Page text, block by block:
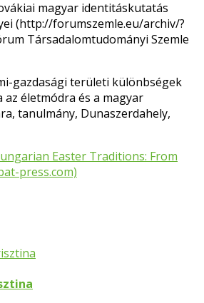
magyar identitáskutatás
(http://forumszemle.eu/archiv/?
Társadalomtudományi Szemle
gazdasági területi különbségek
az életmódra és a magyar
tanulmány, Dunaszerdahely,
Easter Traditions: From
press.com)